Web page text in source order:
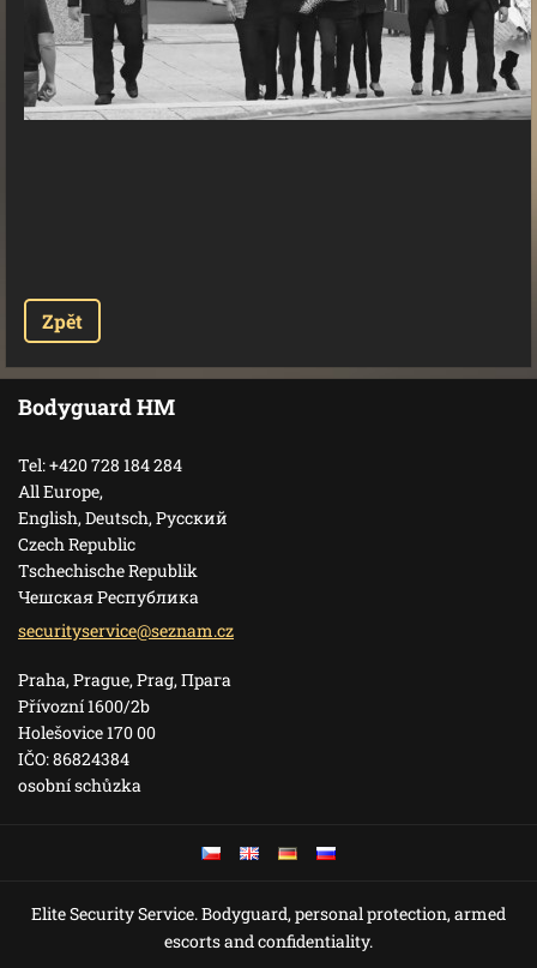
Zpět
Bodyguard HM
Tel: +420 728 184 284
All Europe,
English, Deutsch, Pусский
Czech Republic
Tschechische Republik
Чешская Республика
securityservice@seznam.cz
Praha, Prague, Prag, Прага
Přívozní 1600/2b
Holešovice 170 00
IČO: 86824384
osobní schůzka
Elite Security Service. Bodyguard, personal protection, armed
escorts and confidentiality.